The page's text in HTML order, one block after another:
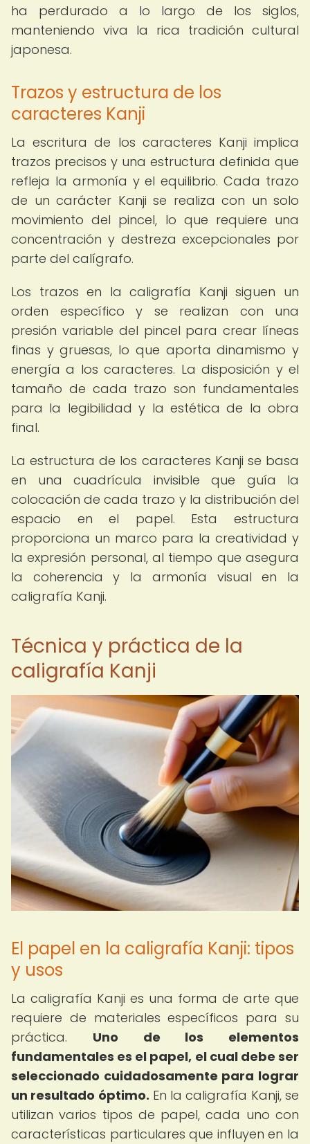
ha perdurado a lo largo de los siglos,
manteniendo viva la rica tradición cultural
japonesa.
Trazos y estructura de los
caracteres Kanji
La escritura de los caracteres Kanji implica
trazos precisos y una estructura definida que
refleja la armonía y el equilibrio. Cada trazo
de un carácter Kanji se realiza con un solo
movimiento del pincel, lo que requiere una
concentración y destreza excepcionales por
parte del calígrafo.
Los trazos en la caligrafía Kanji siguen un
orden específico y se realizan con una
presión variable del pincel para crear líneas
finas y gruesas, lo que aporta dinamismo y
energía a los caracteres. La disposición y el
tamaño de cada trazo son fundamentales
para la legibilidad y la estética de la obra
final.
La estructura de los caracteres Kanji se basa
en una cuadrícula invisible que guía la
colocación de cada trazo y la distribución del
espacio en el papel. Esta estructura
proporciona un marco para la creatividad y
la expresión personal, al tiempo que asegura
la coherencia y la armonía visual en la
caligrafía Kanji.
Técnica y práctica de la
caligrafía Kanji
El papel en la caligrafía Kanji: tipos
y usos
La caligrafía Kanji es una forma de arte que
requiere de materiales específicos para su
práctica. Uno de los elementos
fundamentales es el papel, el cual debe ser
seleccionado cuidadosamente para lograr
un resultado óptimo. En la caligrafía Kanji, se
utilizan varios tipos de papel, cada uno con
características particulares que influyen en la